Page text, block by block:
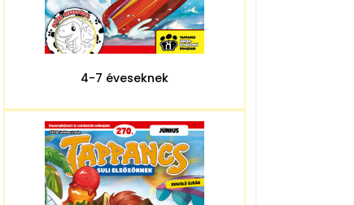
4-7 éveseknek